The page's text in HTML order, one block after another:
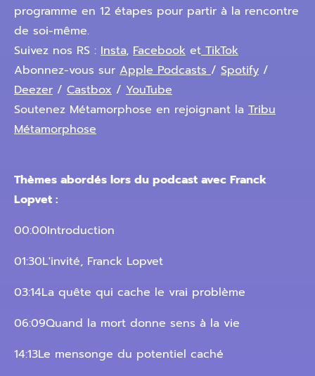
programme en 12 étapes pour partir à la rencontre
de soi-même.
Suivez nos RS : Insta, Facebook etTikTok
Abonnez-vous sur Apple Podcasts/ Spotify /
Deezer / Castbox / YouTube
Soutenez Métamorphose en rejoignant la Tribu
Métamorphose
Thèmes abordés lors du podcast avec Franck
Lopvet :
00:00Introduction
01:30L'invité, Franck Lopvet
03:14La quête qui cache le vrai problème
06:09Quand la mort donne sens à la vie
14:13Le mensonge du potentiel caché